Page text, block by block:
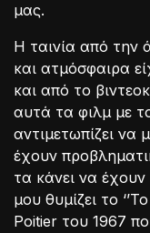
μας.
Η ταινία από την
και ατμόσφαιρα
και από το
αυτά τα φιλμ με
αντιμετωπίζει να
έχουν
τα κάνει να
μου θυμίζει το
Poitier του 1967